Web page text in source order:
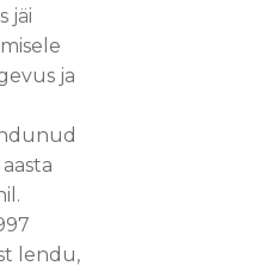
jäi
ja
lendu,